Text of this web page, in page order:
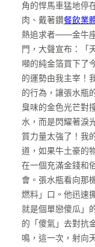
角的悍馬車猛地停
肉、戴著鑽餐飲業
熱追求者——金牛
門，大聲宣布：「
噸的純金箔買下了
的運勢由我主宰！
的行為，讓張水瓶
臭味的金色光芒對
水，而是閃耀著淚
質力量太強了！我
道，如果牛土豪的
在一個充滿金錢和
會。張水瓶看向那
燃料」口。他迅速
就是個單戀傻瓜」
的「傻氣」去對抗
鳴，這一次，射向